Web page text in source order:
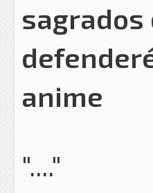
sagrados
anime
"...."